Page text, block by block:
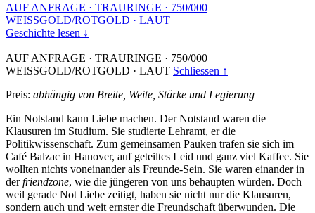
AUF ANFRAGE · TRAURINGE · 750/000
WEISSGOLD/ROTGOLD · LAUT
Geschichte lesen ↓
AUF ANFRAGE · TRAURINGE · 750/000
WEISSGOLD/ROTGOLD · LAUT Schliessen ↑
Preis: abhängig von Breite, Weite, Stärke und Legierung
Ein Notstand kann Liebe machen. Der Notstand waren die
Klausuren im Studium. Sie studierte Lehramt, er die
Politikwissenschaft. Zum gemeinsamen Pauken trafen sie sich im
Café Balzac in Hanover, auf geteiltes Leid und ganz viel Kaffee. Sie
wollten nichts voneinander als Freunde-Sein. Sie waren einander in
derfriendzone, wie die jüngeren von uns behaupten würden. Doch
weil gerade Not Liebe zeitigt, haben sie nicht nur die Klausuren,
sondern auch und weit ernster die Freundschaft überwunden. Die